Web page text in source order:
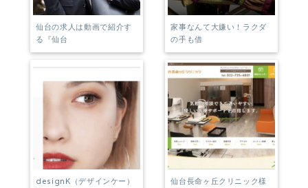
仙台の求人は動画で紹介す
る『仙台
家事なんて大嫌い！ラクダ
の手も借
designK（デザインケー）
仙台長命ヶ丘クリニック様